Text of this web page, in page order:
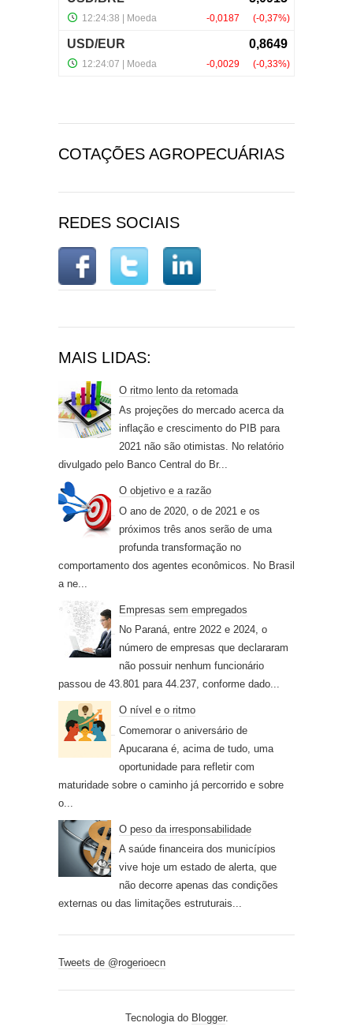
COTAÇÕES AGROPECUÁRIAS
REDES SOCIAIS
MAIS LIDAS:
O ritmo lento da retomada
As projeções do mercado acerca da
inflação e crescimento do PIB para
2021 não são otimistas. No relatório
divulgado pelo Banco Central do Br...
O objetivo e a razão
O ano de 2020, o de 2021 e os
próximos três anos serão de uma
profunda transformação no
comportamento dos agentes econômicos. No Brasil
a ne...
Empresas sem empregados
No Paraná, entre 2022 e 2024, o
número de empresas que declararam
não possuir nenhum funcionário
passou de 43.801 para 44.237, conforme dado...
O nível e o ritmo
Comemorar o aniversário de
Apucarana é, acima de tudo, uma
oportunidade para refletir com
maturidade sobre o caminho já percorrido e sobre
o...
O peso da irresponsabilidade
A saúde financeira dos municípios
vive hoje um estado de alerta, que
não decorre apenas das condições
externas ou das limitações estruturais...
Tweets de @rogerioecn
Tecnologia do Blogger.